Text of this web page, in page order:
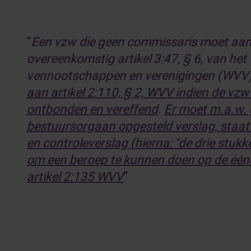
“Een vzw die geen commissaris moet
overeenkomstig artikel 3:47, § 6, van het
vennootschappen en verenigingen
aan artikel 2:110, § 2, WVV indien de
ontbonden en vereffend. Er moet m.a.w.
bestuursorgaan opgesteld verslag,
en controleverslag (hierna: "de drie
om een beroep te kunnen doen op de
artikel 2:135 WVV”